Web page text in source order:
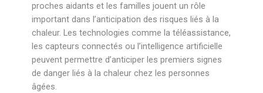
proches aidants et les familles jouent un rôle
important dans l’anticipation des risques liés à la
chaleur. Les technologies comme la téléassistance,
les capteurs connectés ou l’intelligence artificielle
peuvent permettre d’anticiper les premiers signes
de danger liés à la chaleur chez les personnes
âgées.